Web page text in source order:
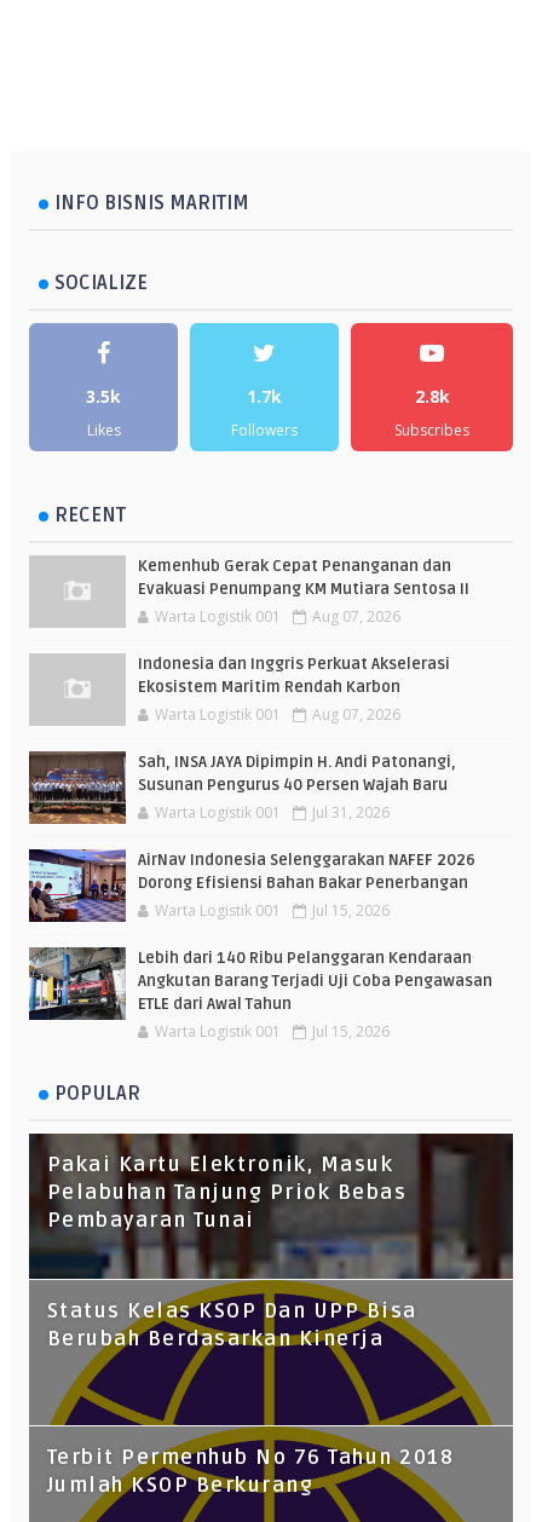
INFO BISNIS MARITIM
SOCIALIZE
3.5k
Likes
1.7k
Followers
2.8k
Subscribes
RECENT
Kemenhub Gerak Cepat Penanganan dan
Evakuasi Penumpang KM Mutiara Sentosa II
Warta Logistik 001 Aug 07, 2026
Indonesia dan Inggris Perkuat Akselerasi
Ekosistem Maritim Rendah Karbon
Warta Logistik 001 Aug 07, 2026
Sah, INSA JAYA Dipimpin H. Andi Patonangi,
Susunan Pengurus 40 Persen Wajah Baru
Warta Logistik 001 Jul 31, 2026
AirNav Indonesia Selenggarakan NAFEF 2026
Dorong Efisiensi Bahan Bakar Penerbangan
Warta Logistik 001 Jul 15, 2026
Lebih dari 140 Ribu Pelanggaran Kendaraan
Angkutan Barang Terjadi Uji Coba Pengawasan
ETLE dari Awal Tahun
Warta Logistik 001 Jul 15, 2026
POPULAR
Pakai Kartu Elektronik, Masuk
Pelabuhan Tanjung Priok Bebas
Pembayaran Tunai
Status Kelas KSOP Dan UPP Bisa
Berubah Berdasarkan Kinerja
Terbit Permenhub No 76 Tahun 2018
Jumlah KSOP Berkurang